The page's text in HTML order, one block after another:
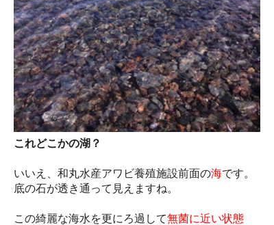
これどこかの湖？
いいえ、和丸水産アワビ養殖施設前面の海です。
底の石が透き通って見えますね。
この綺麗な海水を更にろ過して無菌に近い状態